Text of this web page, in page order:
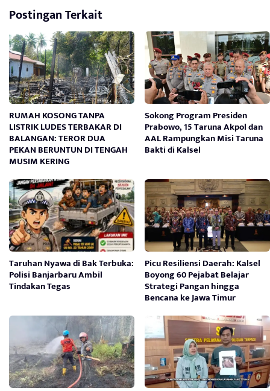
Postingan Terkait
RUMAH KOSONG TANPA
LISTRIK LUDES TERBAKAR DI
BALANGAN: TEROR DUA
PEKAN BERUNTUN DI TENGAH
MUSIM KERING
Sokong Program Presiden
Prabowo, 15 Taruna Akpol dan
AAL Rampungkan Misi Taruna
Bakti di Kalsel
Taruhan Nyawa di Bak Terbuka:
Polisi Banjarbaru Ambil
Tindakan Tegas
Picu Resiliensi Daerah: Kalsel
Boyong 60 Pejabat Belajar
Strategi Pangan hingga
Bencana ke Jawa Timur